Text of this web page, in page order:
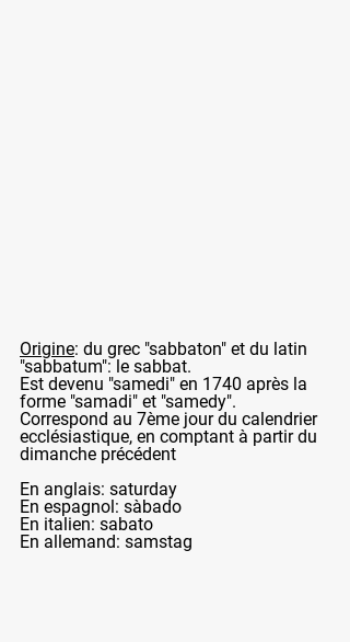
Origine: du grec "sabbaton" et du latin
"sabbatum": le sabbat.
Est devenu "samedi" en 1740 après la
forme "samadi" et "samedy".
Correspond au 7ème jour du calendrier
ecclésiastique, en comptant à partir du
dimanche précédent
En anglais: saturday
En espagnol: sàbado
En italien: sabato
En allemand: samstag